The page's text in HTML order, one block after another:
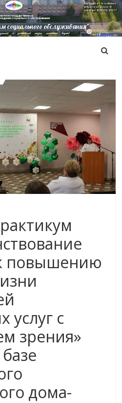
государственное
социального обслуживания
juecj
@mail
социального обслуживания"
Наш адрес в г. Усть-Илимск:
ул. Братское Шоссе, 41
тел/факс: 8(395-35) 4-09-77
к достойной жизни личности ведет!
повышению
услуг с
зрения»
дома-